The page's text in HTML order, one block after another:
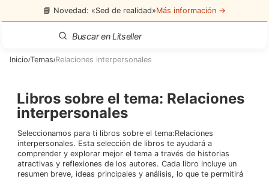
📘 Novedad: «Sed de realidad»Más información →
Inicio/Temas/Relaciones interpersonales
Libros sobre el tema: Relaciones
interpersonales
Seleccionamos para ti libros sobre el tema:Relaciones
interpersonales. Esta selección de libros te ayudará a
comprender y explorar mejor el tema a través de historias
atractivas y reflexiones de los autores. Cada libro incluye un
resumen breve, ideas principales y análisis, lo que te permitirá